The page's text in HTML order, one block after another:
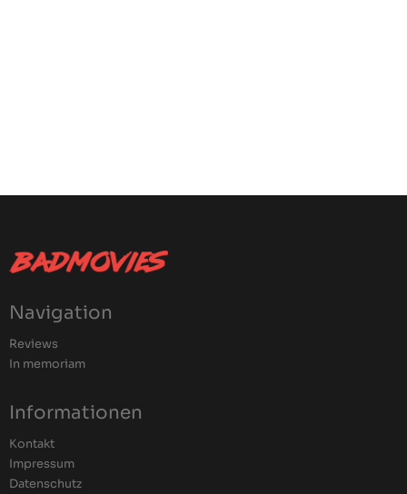
Navigation
Reviews
In memoriam
Informationen
Kontakt
Impressum
Datenschutz